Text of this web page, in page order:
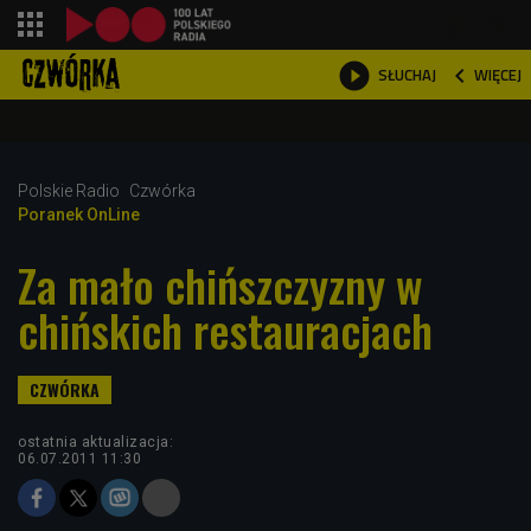
 SŁUCHAJ  WIĘCEJ

Polskie Radio
Czwórka
Poranek OnLine
Za mało chińszczyzny w
chińskich restauracjach
ostatnia aktualizacja:
06.07.2011 11:30